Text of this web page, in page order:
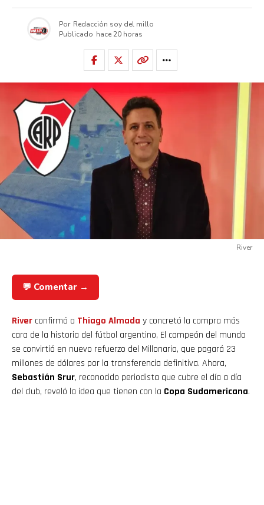
Por Redacción soy del millo
Publicado hace 20 horas
River
💬 Comentar →
River confirmó a Thiago Almada y concretó la compra más
cara de la historia del fútbol argentino, El campeón del mundo
se convirtió en nuevo refuerzo del Millonario, que pagará 23
millones de dólares por la transferencia definitiva. Ahora,
Sebastián Srur, reconocido periodista que cubre el día a día
del club, reveló la idea que tienen con la Copa Sudamericana.